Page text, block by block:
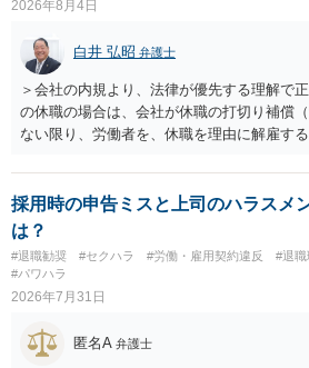
損害と比べて過大なら無効や減額が争点に
交渉は一般的です。 交渉の方向としては、
ースにする、算定根拠を明確化する、違約
費・未回収費用のみ」に限定する、などが
前に契約書の内容をレビューしてもらう価
す。 争点は、契約類型が雇用か業務委託か
るか、解除事由が双方にどう定められてい
合理的か、という複数論点に分かれます。
バランスの問題もありますが、修正余地が
コストを抑えやすいので、資料等を持参の
をお勧めします。 ・事務所側の解除でも、
ト側に損害賠償が発生する建付けになって
し、事務所側が一方的に解除したのにタレ
は、合理性や対価性を欠くとして争いやす
の重大な契約違反がある場合は、実損害の
あります。
2026年8月4日
白井 弘昭 弁護士
＞会社の内規より、法律が優先する理解で
の休職の場合は、会社が休職の打切り補償
ない限り、労働者を、休職を理由に解雇す
期間満了による退職は、業務労災への適用
ください。 仮に会社が打切り補償をせずに
に当たります。 ＞労災の休業補償と、所得
に、受け取れる金銭はありますでしょうか
の安全配慮義務違反が認められると解され
責任（治療費、通院慰謝料、入院費、入院
災での第三者行為傷害（同僚の不注意等に
第三者の賠償責任も考えられます。 労災で
採用時の申告ミスと上司のハラスメ
は？
#退職勧奨 #セクハラ #労働・雇用契約違反
#退
#パワハラ
2026年7月31日
匿名A 弁護士